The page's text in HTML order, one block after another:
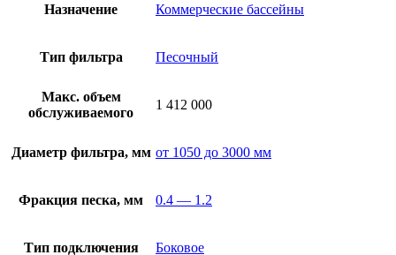
Назначение Коммерческие бассейны
Тип фильтра Песочный
Макс. объем
обслуживаемого
1 412 000
Диаметр фильтра, мм от 1050 до 3000 мм
Фракция песка, мм 0.4 — 1.2
Тип подключения Боковое